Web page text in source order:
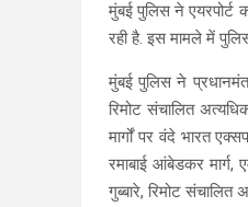
मुंबई पुलिस ने
रही है. इस मामले में
मुंबई पुलिस ने
रिमोट संचालित
मार्गों पर वंदे भारत
रमाबाई आंबेडकर मार्ग,
गुब्बारे, रिमोट संचालित